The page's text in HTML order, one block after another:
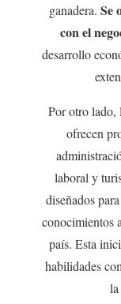
ganadera. Se
con el
desarrollo
Por otro lado,
ofrecen
laboral y
diseñados
conocimientos
país. Esta
habilidades